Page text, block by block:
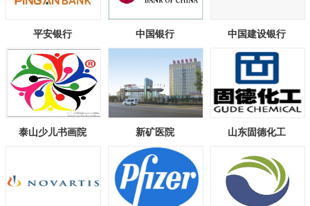
平安银行 中国银行 中国建设银行
泰山少儿书画院 新矿医院 山东固德化工